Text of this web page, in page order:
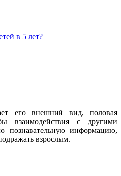
в 5 лет?
его внешний вид, половая
взаимодействия с другими
познавательную информацию,
взрослым.